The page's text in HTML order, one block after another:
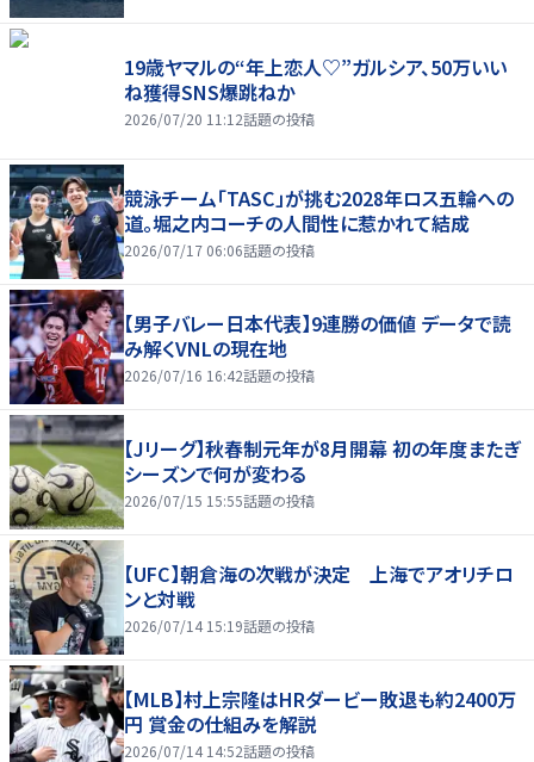
19歳ヤマルの“年上恋人♡”ガルシア、50万いい
ね獲得SNS爆跳ねか
2026/07/20 11:12話題の投稿
競泳チーム「TASC」が挑む2028年ロス五輪への
道。堀之内コーチの人間性に惹かれて結成
2026/07/17 06:06話題の投稿
【男子バレー日本代表】9連勝の価値 データで読
み解くVNLの現在地
2026/07/16 16:42話題の投稿
【Jリーグ】秋春制元年が8月開幕 初の年度またぎ
シーズンで何が変わる
2026/07/15 15:55話題の投稿
【UFC】朝倉海の次戦が決定 上海でアオリチロ
ンと対戦
2026/07/14 15:19話題の投稿
【MLB】村上宗隆はHRダービー敗退も約2400万
円 賞金の仕組みを解説
2026/07/14 14:52話題の投稿